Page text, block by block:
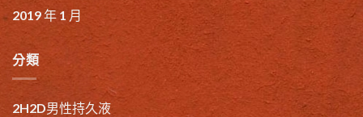
2019 年 1 月
分類
2H2D男性持久液